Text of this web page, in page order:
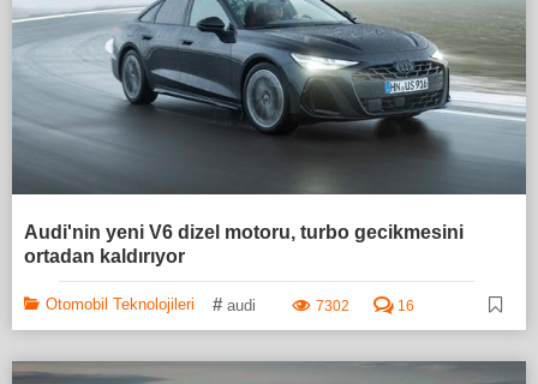
Audi'nin yeni V6 dizel motoru, turbo gecikmesini
ortadan kaldırıyor
Otomobil Teknolojileri # audi 7302 16